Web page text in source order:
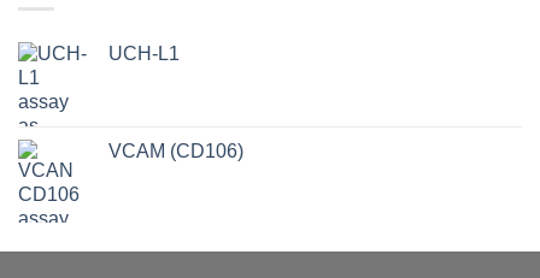
UCH-L1
VCAM (CD106)